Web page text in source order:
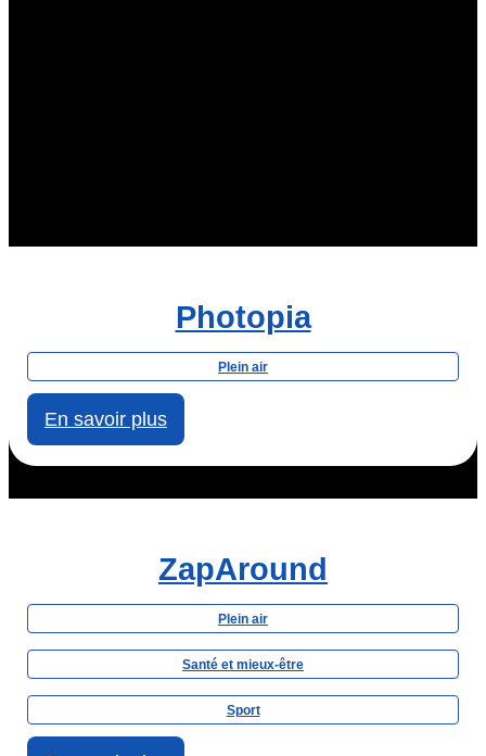
Photopia
Plein air
En savoir plus
ZapAround
Plein air
Santé et mieux-être
Sport